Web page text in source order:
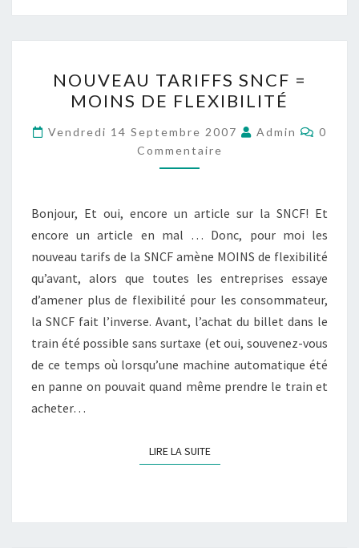
TARIFFS
SNCF
=
MOINS
DE
NOUVEAU TARIFFS SNCF =
MOINS DE FLEXIBILITÉ
Vendredi 14 Septembre 2007 Admin
0
Commentaire
Bonjour, Et oui, encore un article sur la SNCF! Et
encore un article en mal … Donc, pour moi les
nouveau tarifs de la SNCF amène MOINS de flexibilité
qu’avant, alors que toutes les entreprises essaye
d’amener plus de flexibilité pour les consommateur,
la SNCF fait l’inverse. Avant, l’achat du billet dans le
train été possible sans surtaxe (et oui, souvenez-vous
de ce temps où lorsqu’une machine automatique été
en panne on pouvait quand même prendre le train et
acheter…
LIRE LA SUITELIRE LA SUITE